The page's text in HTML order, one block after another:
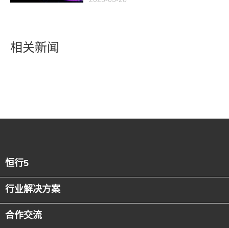
潮
相关新闻
恒行5
行业解决方案
合作交流